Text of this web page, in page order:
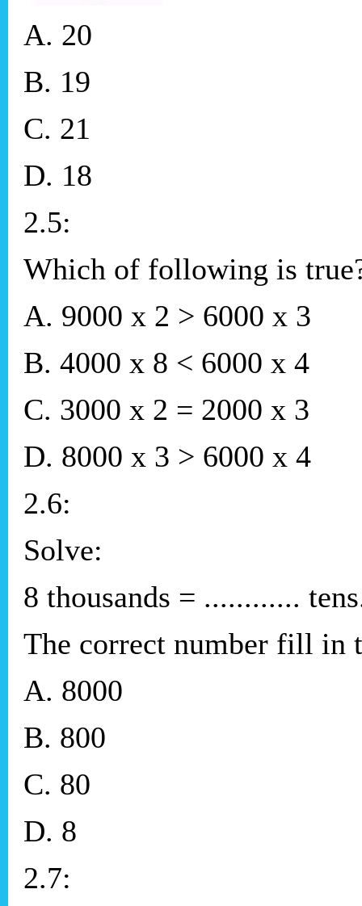
A. 20
B. 19
C. 21
D. 18
2.5:
Which of following is
A. 9000 x 2 > 6000 x 3
B. 4000 x 8 < 6000 x 4
C. 3000 x 2 = 2000 x 3
D. 8000 x 3 > 6000 x 4
2.6:
Solve:
8 thousands = ............
The correct number fill in
A. 8000
B. 800
C. 80
D. 8
2.7: